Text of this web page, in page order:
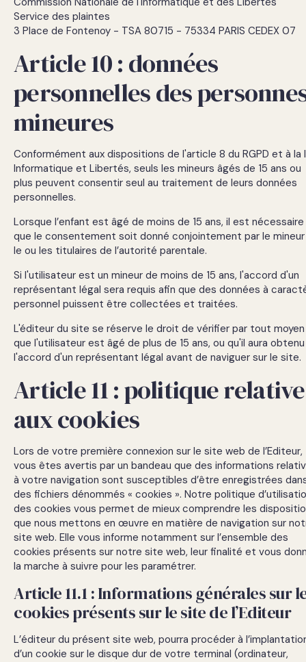
Service des plaintes
3 Place de Fontenoy - TSA 80715 - 75334 PARIS CEDEX 07
Article 10 : données
personnelles des
mineures
Conformément aux dispositions de l'article 8 du RGPD et à la
Informatique et Libertés, seuls les mineurs âgés de 15 ans ou
plus peuvent consentir seul au traitement de leurs données
personnelles.
Lorsque l’enfant est âgé de moins de 15 ans, il est nécessaire
que le consentement soit donné conjointement par le
le ou les titulaires de l’autorité parentale.
Si l'utilisateur est un mineur de moins de 15 ans, l'accord d'un
représentant légal sera requis afin que des données à
personnel puissent être collectées et traitées.
L'éditeur du site se réserve le droit de vérifier par tout moyen
que l'utilisateur est âgé de plus de 15 ans, ou qu'il aura obtenu
l'accord d'un représentant légal avant de naviguer sur le site.
Article 11 : politique relative
aux cookies
Lors de votre première connexion sur le site web de l’Editeur,
vous êtes avertis par un bandeau que des informations
à votre navigation sont susceptibles d’être enregistrées
des fichiers dénommés « cookies ». Notre politique
des cookies vous permet de mieux comprendre les
que nous mettons en œuvre en matière de navigation sur
site web. Elle vous informe notamment sur l’ensemble des
cookies présents sur notre site web, leur finalité et vous
la marche à suivre pour les paramétrer.
Article 11.1 : Informations générales sur
cookies présents sur le site de l’Editeur
L’éditeur du présent site web, pourra procéder à
d’un cookie sur le disque dur de votre terminal (ordinateur,